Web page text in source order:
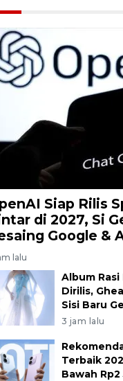
Siap Rilis
di 2027, Si
Google &
lalu
Album
Dirilis,
Sisi Baru
3 jam lalu
Terbaik
Bawah